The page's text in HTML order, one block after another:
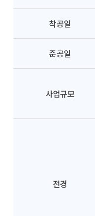
착공일
준공일
사업규모
전경